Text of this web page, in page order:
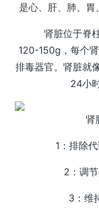
是心、肝、肺、胃
肾脏位于脊柱
120-150g，每个
排毒器官。肾脏就
24小
肾
1：排除
2：调
3：维